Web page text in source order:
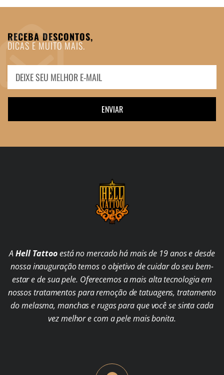
RECEBA DESCONTOS,
DICAS E MUITO MAIS.
ENVIAR
AHell Tattooestá no mercado há mais de 19 anos e desde
nossa inauguração temos o objetivo de cuidar do seu bem-
estar e de sua pele. Oferecemos a mais alta tecnologia em
nossos tratamentos para remoção de tatuagens, tratamento
do melasma, manchas e rugas para que você se sinta cada
vez melhor e com a pele mais bonita.